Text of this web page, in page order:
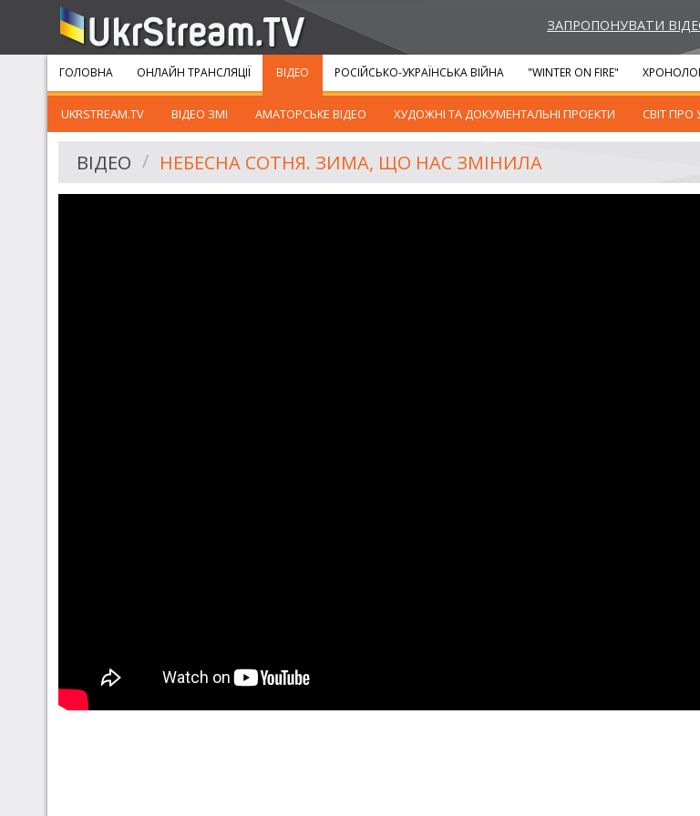
ЗАПРОПОНУВАТИ
ГОЛОВНА ОНЛАЙН ТРАНСЛЯЦІЇ ВІДЕО
UKRSTREAM.TV ВІДЕО ЗМІ АМАТОРСЬКЕ ВІДЕО ХУДОЖНІ ТА ДОКУМЕНТАЛЬНІ ПРОЕКТИ СВІТ ПРО
РОСІЙСЬКО-УКРАЇНСЬКА ВІЙНА "WINTER ON FIRE"
ВІДЕО НЕБЕСНА СОТНЯ. ЗИМА, ЩО НАС ЗМІНИЛА